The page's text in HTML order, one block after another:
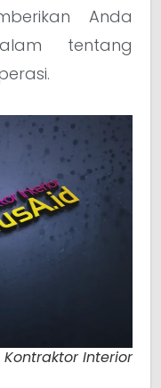
Anda
tentang
Kontraktor Interior